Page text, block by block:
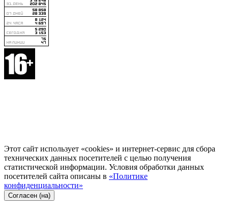
Этот сайт использует «cookies» и интернет-сервис для сбора
технических данных посетителей с целью получения
статистической информации. Условия обработки данных
посетителей сайта описаны в «Политике
конфиденциальности»
Согласен (на)